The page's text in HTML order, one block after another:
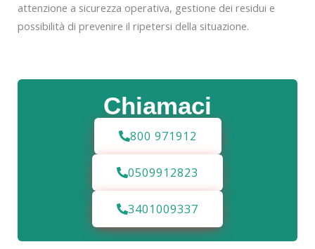
Chiamaci
800 971912
0509912823
3401009337
attenzione a sicurezza operativa, gestione dei residui e
possibilità di prevenire il ripetersi della situazione.